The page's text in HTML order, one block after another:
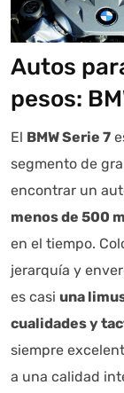
Autos
pesos:
El BMW Serie 7
segmento de
encontrar un
menos de 500
en el tiempo.
jerarquía y
es casi una
cualidades y
siempre
a una calidad